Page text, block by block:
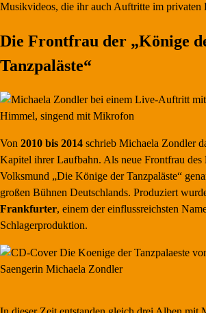
Musikvideos, die ihr auch Auftritte im privaten
Die Frontfrau der „Könige
Tanzpaläste“
Von 2010 bis 2014 schrieb Michaela Zondler
Kapitel ihrer Laufbahn. Als neue Frontfrau des
Volksmund „Die Könige der Tanzpaläste“
großen Bühnen Deutschlands. Produziert
Frankfurter, einem der einflussreichsten
Schlagerproduktion.